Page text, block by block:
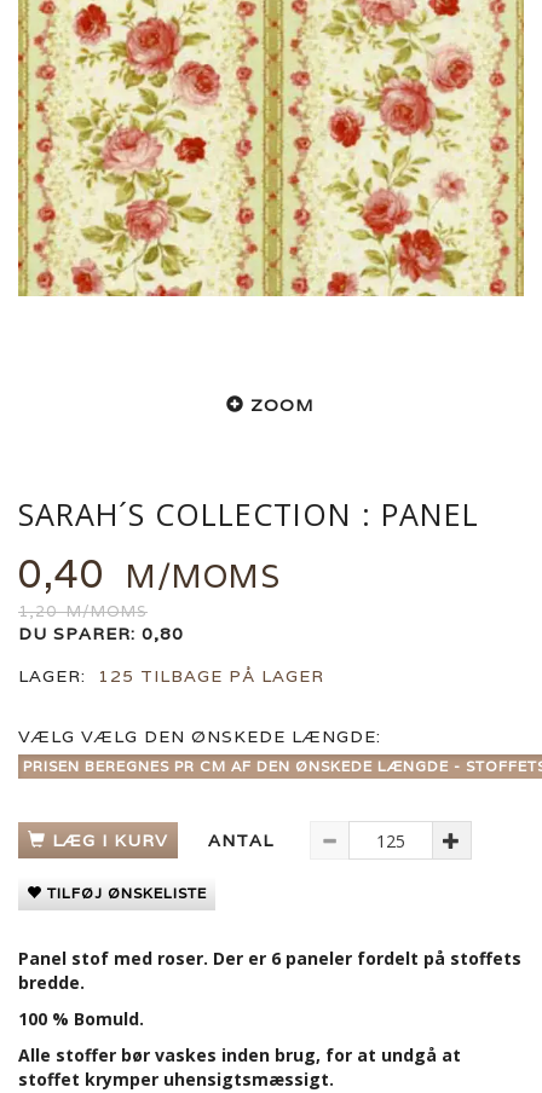
ZOOM
SARAH´S COLLECTION : PANEL
0,40 M/MOMS
1,20M/MOMS
DU SPARER: 0,80
LAGER:
125 TILBAGE PÅ LAGER
VÆLG VÆLG DEN ØNSKEDE LÆNGDE:
PRISEN BEREGNES PR CM AF DEN ØNSKEDE LÆNGDE -
LÆG I KURV ANTAL
TILFØJ ØNSKELISTE
Panel stof med roser. Der er 6 paneler fordelt på stoffets
bredde.
100 % Bomuld.
Alle stoffer bør vaskes inden brug, for at undgå at
stoffet krymper uhensigtsmæssigt.